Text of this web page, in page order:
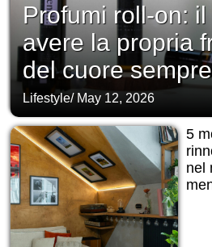
Profumi roll-on:
avere la propria
del cuore
Lifestyle/ May 12, 2026
5
nel